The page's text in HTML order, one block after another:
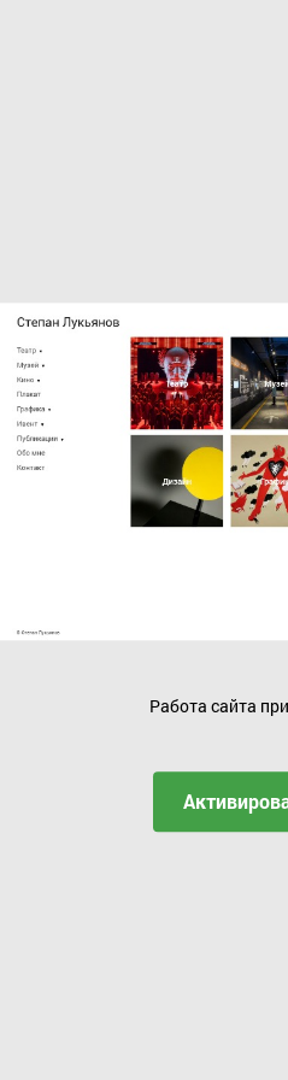
Работа сайта